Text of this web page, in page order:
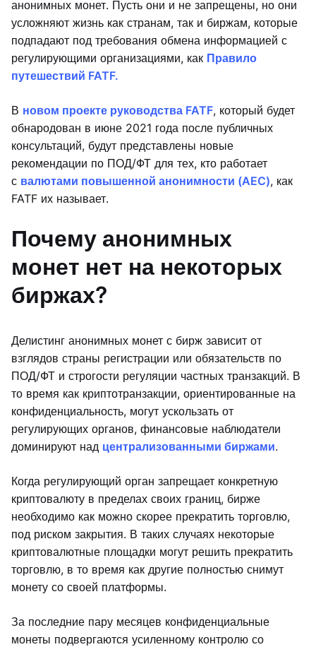
анонимных монет. Пусть они и не запрещены, но они
усложняют жизнь как странам, так и биржам, которые
подпадают под требования обмена информацией с
регулирующими организациями, как Правило
путешествий FATF.
В новом проекте руководства FATF, который будет
обнародован в июне 2021 года после публичных
консультаций, будут представлены новые
рекомендации по ПОД/ФТ для тех, кто работает
с валютами повышенной анонимности (AEC), как
FATF их называет.
Почему анонимных
монет нет на некоторых
биржах?
Делистинг анонимных монет с бирж зависит от
взглядов страны регистрации или обязательств по
ПОД/ФТ и строгости регуляции частных транзакций. В
то время как криптотранзакции, ориентированные на
конфиденциальность, могут ускользать от
регулирующих органов, финансовые наблюдатели
доминируют над централизованными биржами.
Когда регулирующий орган запрещает конкретную
криптовалюту в пределах своих границ, бирже
необходимо как можно скорее прекратить торговлю,
под риском закрытия. В таких случаях некоторые
криптовалютные площадки могут решить прекратить
торговлю, в то время как другие полностью снимут
монету со своей платформы.
За последние пару месяцев конфиденциальные
монеты подвергаются усиленному контролю со